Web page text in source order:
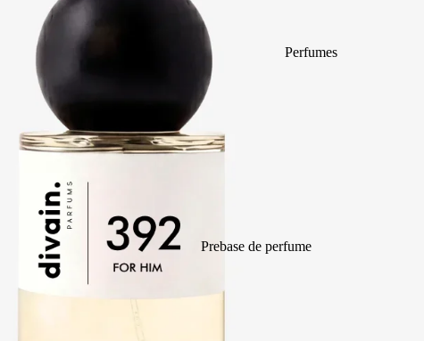
Perfumes
Prebase de perfume